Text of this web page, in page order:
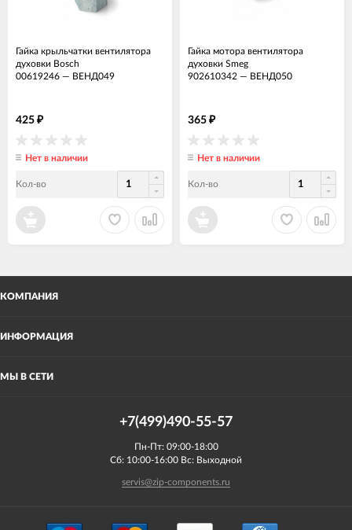
Гайка крыльчатки вентилятора
духовки Bosch
00619246 — ВЕНД049
425 ₽
Нет в наличии
Кол-во
Гайка мотора вентилятора
духовки Smeg
902610342 — ВЕНД050
365 ₽
Нет в наличии
Кол-во
КОМПАНИЯ
ИНФОРМАЦИЯ
МЫ В СЕТИ
+7(499)490-55-57
Пн-Пт: 09:00-18:00
Сб: 10:00-16:00 Вс: Выходной
servis@zip-components.ru